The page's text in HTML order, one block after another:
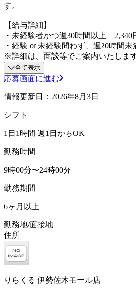
す。
【給与詳細】
・未経験者かつ週30時間以上 2,340
・経験 or 未経験問わず、週20時間
※詳細は、面談等でご案内いたします
全て表示
応募画面に進む
情報更新日：2026年8月3日
シフト
1日1時間 週1日からOK
勤務時間
9時00分〜24時00分
勤務期間
6ヶ月以上
勤務地/面接地
住所
りらくる 伊勢佐木モール店